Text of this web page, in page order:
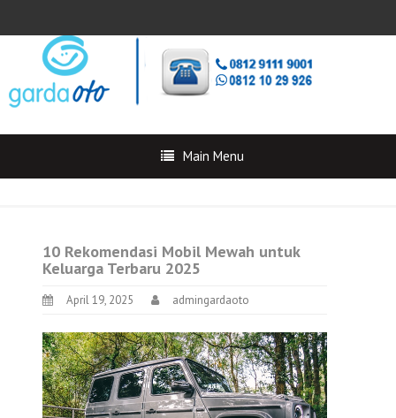
Main Menu
10 Rekomendasi Mobil Mewah untuk
Keluarga Terbaru 2025
April 19, 2025 admingardaoto